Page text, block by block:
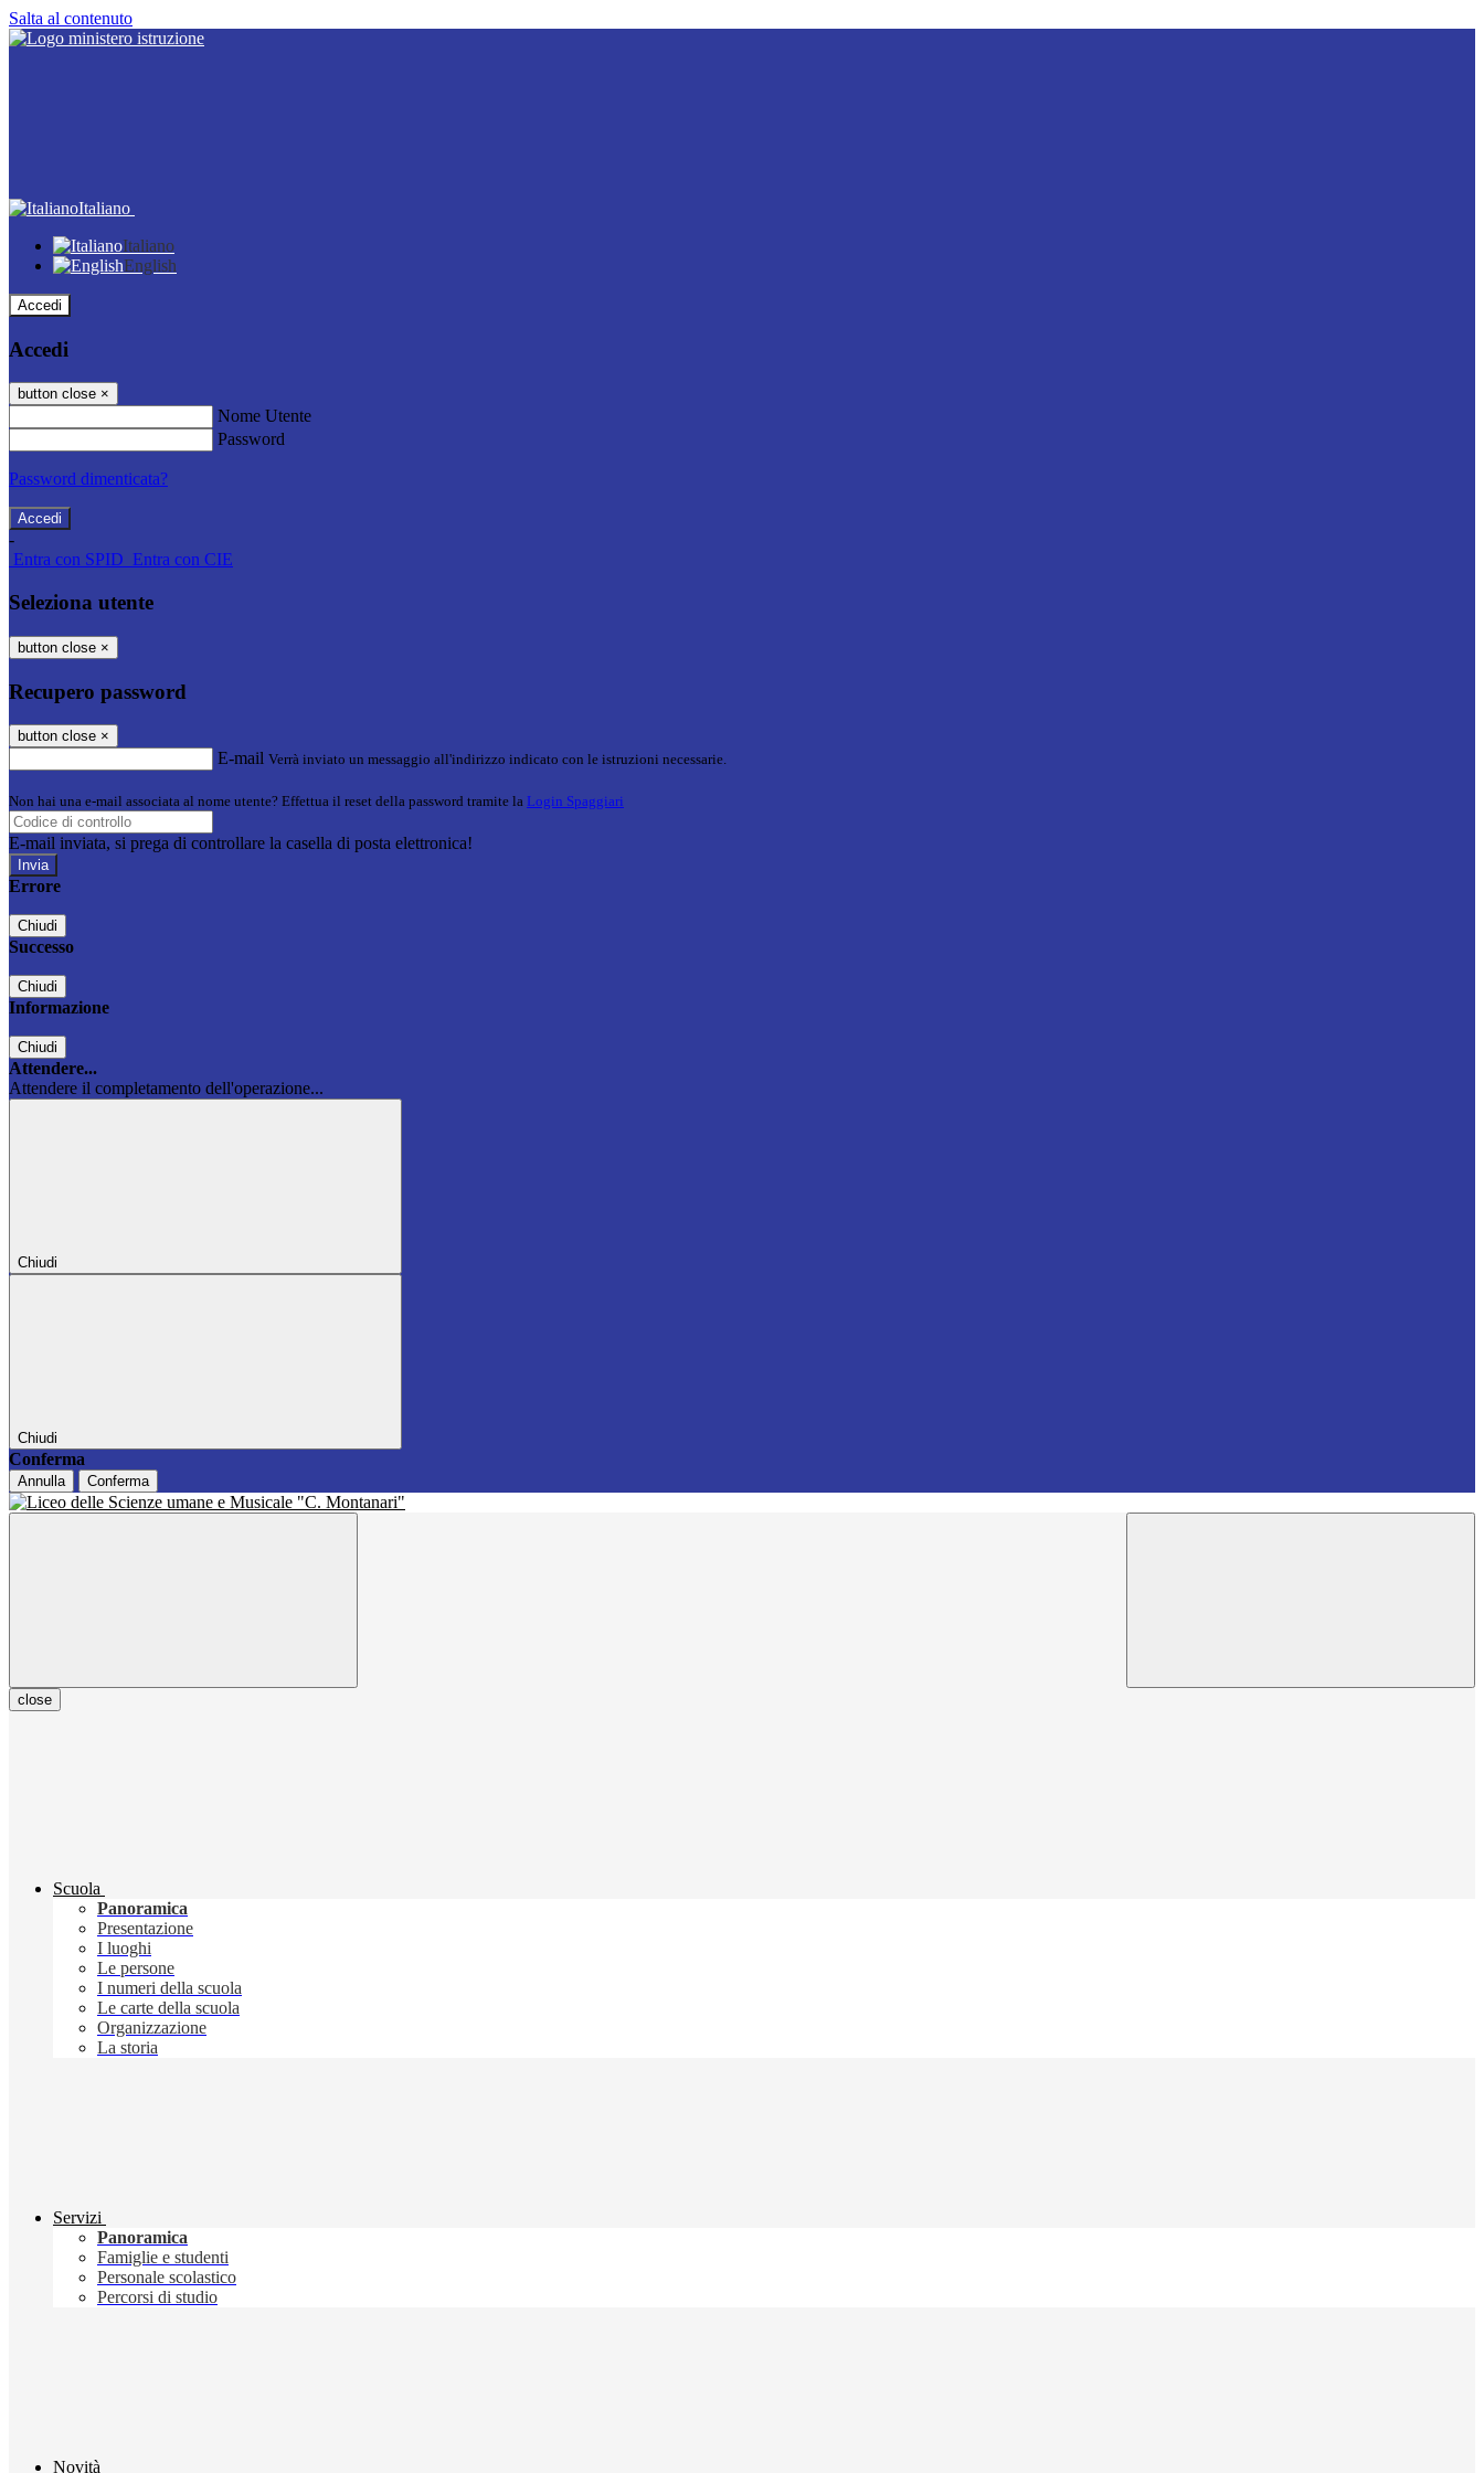
Salta al contenuto
Italiano
Italiano
English
Accedi
Accedi
button close ×
Nome Utente
Password
Password dimenticata?
-
Entra con SPID Entra con CIE
Seleziona utente
button close ×
Recupero password
button close ×
E-mail Verrà inviato un messaggio all'indirizzo indicato con le istruzioni necessarie.
Non hai una e-mail associata al nome utente? Effettua il reset della password tramite la Login Spaggiari
E-mail inviata, si prega di controllare la casella di posta elettronica!
Errore
Chiudi
Successo
Chiudi
Informazione
Chiudi
Attendere...
Attendere il completamento dell'operazione...
Chiudi
Chiudi
Conferma
Annulla Conferma
close
Scuola
Panoramica
Presentazione
I luoghi
Le persone
I numeri della scuola
Le carte della scuola
Organizzazione
La storia
Servizi
Panoramica
Famiglie e studenti
Personale scolastico
Percorsi di studio
Novità